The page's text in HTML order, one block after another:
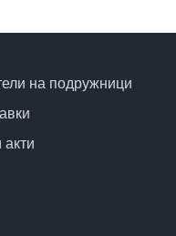
на подружници